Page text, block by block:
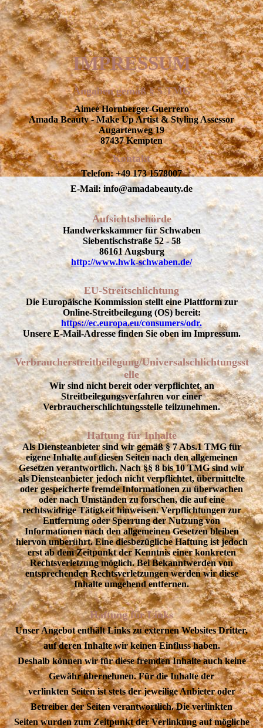
IMPRESSUM
Angaben gemäß § 5 TMG
Aimeé Hornberger-Guerrero
Amada Beauty - Make Up Artist & Styling Assessor
Augartenweg 19
87437 Kempten
Kontakt
Telefon: +49 173 1578007
E-Mail: info@amadabeauty.de
Aufsichtsbehörde
Handwerkskammer für Schwaben
Siebentischstraße 52 - 58
86161 Augsburg
http://www.hwk-schwaben.de/
EU-Streitschlichtung
Die Europäische Kommission stellt eine Plattform zur
Online-Streitbeilegung (OS) bereit:
https://ec.europa.eu/consumers/odr.
Unsere E-Mail-Adresse finden Sie oben im Impressum.
Verbraucherstreitbeilegung/Universalschlichtungsst
elle
Wir sind nicht bereit oder verpflichtet, an
Streitbeilegungsverfahren vor einer
Verbraucherschlichtungsstelle teilzunehmen.
Haftung für Inhalte
Als Diensteanbieter sind wir gemäß § 7 Abs.1 TMG für
eigene Inhalte auf diesen Seiten nach den allgemeinen
Gesetzen verantwortlich. Nach §§ 8 bis 10 TMG sind wir
als Diensteanbieter jedoch nicht verpflichtet, übermittelte
oder gespeicherte fremde Informationen zu überwachen
oder nach Umständen zu forschen, die auf eine
rechtswidrige Tätigkeit hinweisen. Verpflichtungen zur
Entfernung oder Sperrung der Nutzung von
Informationen nach den allgemeinen Gesetzen bleiben
hiervon unberührt. Eine diesbezügliche Haftung ist jedoch
erst ab dem Zeitpunkt der Kenntnis einer konkreten
Rechtsverletzung möglich. Bei Bekanntwerden von
entsprechenden Rechtsverletzungen werden wir diese
Inhalte umgehend entfernen.
Haftung für Links
Unser Angebot enthält Links zu externen Websites Dritter,
auf deren Inhalte wir keinen Einfluss haben.
Deshalb können wir für diese fremden Inhalte auch keine
Gewähr übernehmen. Für die Inhalte der
verlinkten Seiten ist stets der jeweilige Anbieter oder
Betreiber der Seiten verantwortlich. Die verlinkten
Seiten wurden zum Zeitpunkt der Verlinkung auf mögliche